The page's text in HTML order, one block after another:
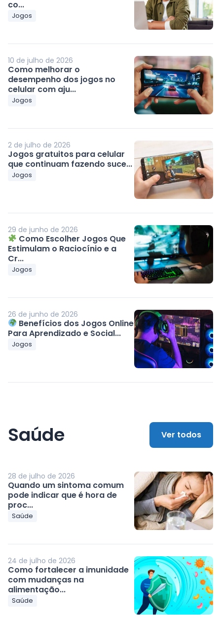
co...
Jogos
10 de julho de 2026
Como melhorar o
desempenho dos jogos no
celular com aju...
Jogos
2 de julho de 2026
Jogos gratuitos para celular
que continuam fazendo suce...
Jogos
29 de junho de 2026
Como Escolher Jogos Que
Estimulam o Raciocínio e a
Cr...
Jogos
26 de junho de 2026
Benefícios dos Jogos Online
Para Aprendizado e Social...
Jogos
Saúde Ver todos
28 de julho de 2026
Quando um sintoma comum
pode indicar que é hora de
proc...
Saúde
24 de julho de 2026
Como fortalecer a imunidade
com mudanças na
alimentação...
Saúde